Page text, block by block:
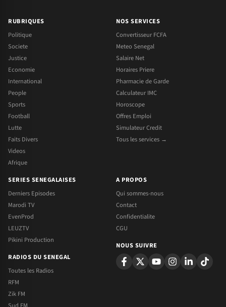
RUBRIQUES
Politique
Societe
Justice
Economie
International
People
Sports
Football
Lutte
Faits Divers
Videos
Afrique
NOS SERVICES
Convertisseur FCFA
Meteo Senegal
Salaire Net
Horaires Priere
Pharmacie de Garde
Calculateur IMC
Horoscope
Offres Emploi
Simulateur Credit
Tous les services →
SERIES SENEGALAISES
Derniers Episodes
Marodi TV
EvenProd
LEUZTV
Pikini Production
RADIOS DU SENEGAL
Toutes les Radios
RFM
Zik FM
A PROPOS
Qui sommes-nous
Contact
Confidentialite
CGU
NOUS SUIVRE